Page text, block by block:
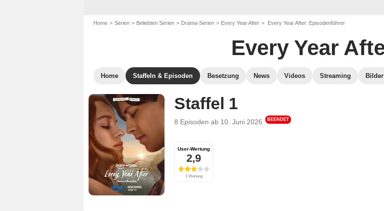
Home Serien Beliebten Serien Drama-Serien Every Year After Every Year After: Episodenführer
Every Year
Home Staffeln & Episoden Besetzung News Videos Streaming Bilder
Staffel 1
8 Episoden ab 10. Juni 2026 BEENDET
User-Wertung
2,9
1 Wertung